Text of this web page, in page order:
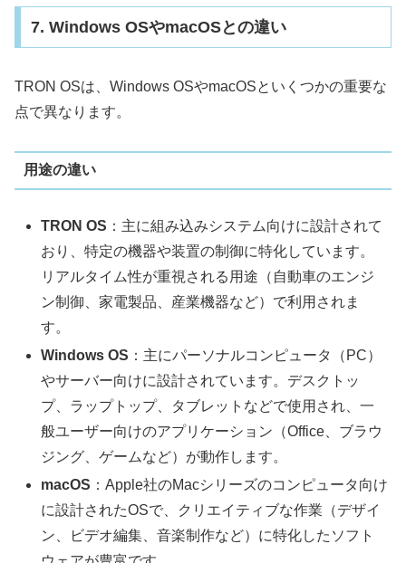
7. Windows OSやmacOSとの違い
TRON OSは、Windows OSやmacOSといくつかの重要な
点で異なります。
用途の違い
TRON OS ：主に組み込みシステム向けに設計されて
おり、特定の機器や装置の制御に特化しています。
リアルタイム性が重視される用途（自動車のエンジ
ン制御、家電製品、産業機器など）で利用されま
す。
Windows OS ：主にパーソナルコンピュータ（PC）
やサーバー向けに設計されています。デスクトッ
プ、ラップトップ、タブレットなどで使用され、一
般ユーザー向けのアプリケーション（Office、ブラウ
ジング、ゲームなど）が動作します。
macOS ：Apple社のMacシリーズのコンピュータ向け
に設計されたOSで、クリエイティブな作業（デザイ
ン、ビデオ編集、音楽制作など）に特化したソフト